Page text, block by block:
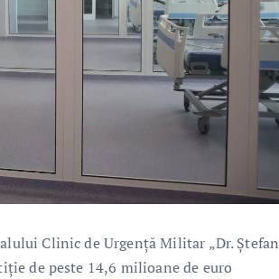
Clinic de Urgență Militar „Dr. Ștefan
de peste 14,6 milioane de euro